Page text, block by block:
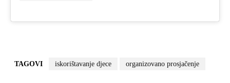
TAGOVI iskorištavanje djece organizovano prosjačenje